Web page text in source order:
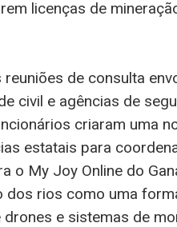
licenças de
de consulta
civil e agências de
criaram uma
estatais para
o My Joy Online do
dos rios como uma
e sistemas de